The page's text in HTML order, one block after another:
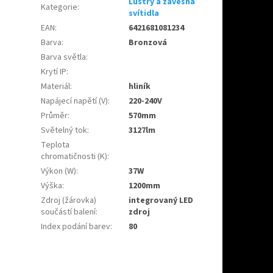
Kategorie:
svítidla
EAN:
6421681081234
Barva:
Bronzová
Barva světla:
Krytí IP:
Materiál:
hliník
Napájecí napětí (V):
220-240V
Průměr:
570mm
Světelný tok:
3127lm
Teplota
chromatičnosti (K):
Výkon (W):
37W
Výška:
1200mm
Zdroj (žárovka)
součástí balení:
integrovaný LED
zdroj
Index podání barev: 80